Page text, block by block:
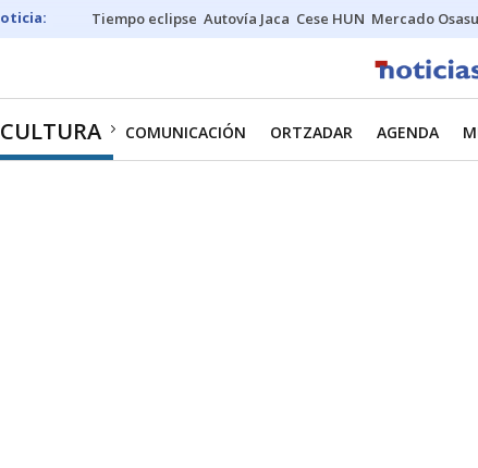
Tiempo eclipse Autovía Jaca Cese HUN Mercado
CULTURA COMUNICACIÓN ORTZADAR AGENDA